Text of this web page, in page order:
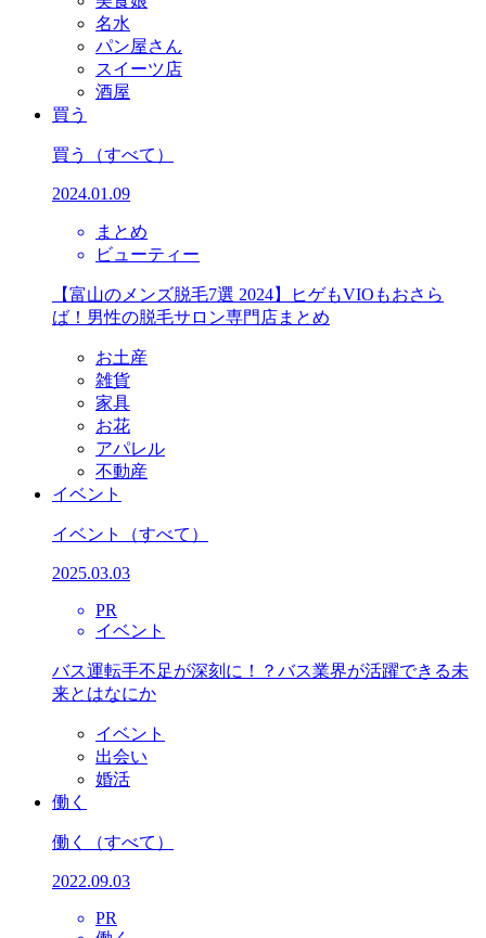
名水
パン屋さん
スイーツ店
酒屋
買う
買う （すべて）
2024.01.09
まとめ
ビューティー
【富山のメンズ脱毛7選 2024】ヒゲもVIOもおさら
ば！男性の脱毛サロン専門店まとめ
お土産
雑貨
家具
お花
アパレル
不動産
イベント
イベント （すべて）
2025.03.03
PR
イベント
バス運転手不足が深刻に！？バス業界が活躍できる未
来とはなにか
イベント
出会い
婚活
働く
働く （すべて）
2022.09.03
PR